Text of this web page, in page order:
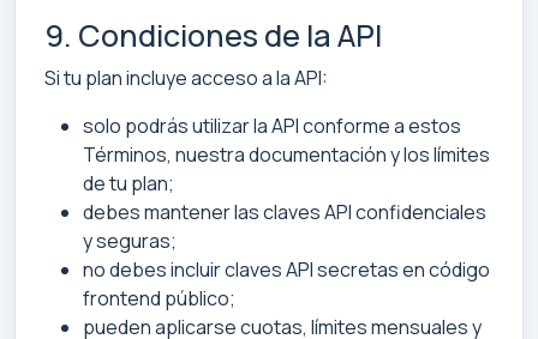
9. Condiciones de la API
Si tu plan incluye acceso a la API:
solo podrás utilizar la API conforme a estos
Términos, nuestra documentación y los límites
de tu plan;
debes mantener las claves API confidenciales
y seguras;
no debes incluir claves API secretas en código
frontend público;
pueden aplicarse cuotas, límites mensuales y